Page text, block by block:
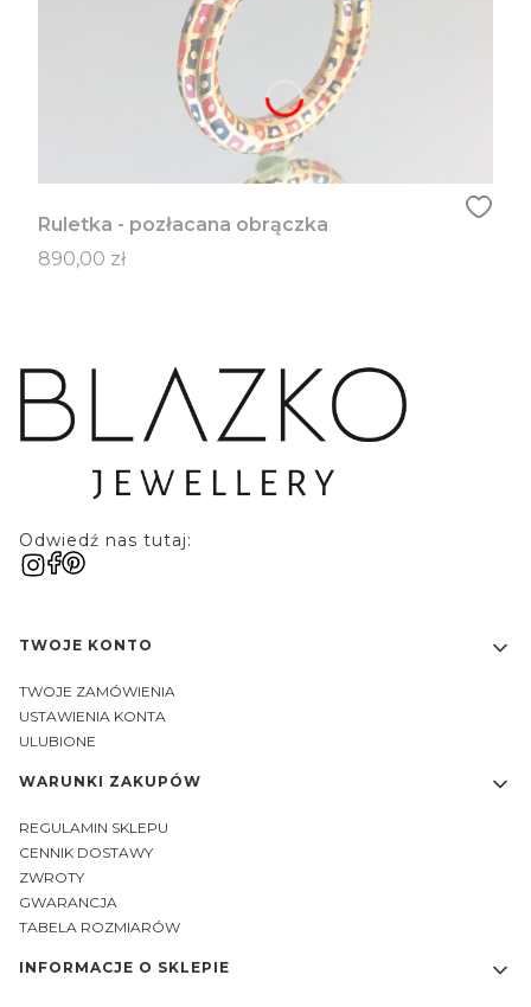
Ruletka - pozłacana obrączka
Cena
890,00 zł
Odwiedź nas tutaj:
Linki w stopce
TWOJE KONTO
TWOJE ZAMÓWIENIA
USTAWIENIA KONTA
ULUBIONE
WARUNKI ZAKUPÓW
REGULAMIN SKLEPU
CENNIK DOSTAWY
ZWROTY
GWARANCJA
TABELA ROZMIARÓW
INFORMACJE O SKLEPIE